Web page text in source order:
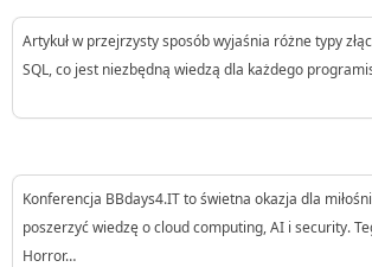
Artykuł w przejrzysty sposób wyjaśnia różne typy
SQL, co jest niezbędną wiedzą dla każdego
Konferencja BBdays4.IT to świetna okazja dla
poszerzyć wiedzę o cloud computing, AI i security.
Horror…